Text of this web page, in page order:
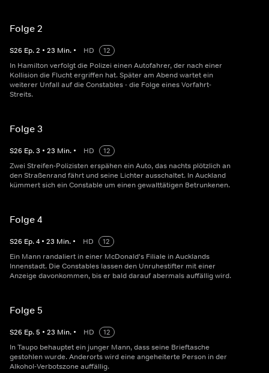
Folge 2
S26 Ep.2 • 23 Min. • HD
12
In Hamilton verfolgt die Polizei einen Autofahrer, der nach einer
Kollision die Flucht ergriffen hat. Später am Abend wartet ein
weiterer Unfall auf die Constables - die Folge eines Vorfahrt-
Streits.
Folge 3
S26 Ep.3 • 23 Min. • HD
12
Zwei Streifen-Polizisten erspähen ein Auto, das nachts plötzlich an
den Straßenrand fährt und seine Lichter ausschaltet. In Auckland
kümmert sich ein Constable um einen gewalttätigen Betrunkenen.
Folge 4
S26 Ep.4 • 23 Min. • HD
12
Ein Mann randaliert in einer McDonald's Filiale in Aucklands
Innenstadt. Die Constables lassen den Unruhestifter mit einer
Anzeige davonkommen, bis er bald darauf abermals auffällig wird.
Folge 5
S26 Ep.5 • 23 Min. • HD
12
In Taupo behauptet ein junger Mann, dass seine Brieftasche
gestohlen wurde. Anderorts wird eine angeheiterte Person in der
Alkohol-Verbotszone auffällig.